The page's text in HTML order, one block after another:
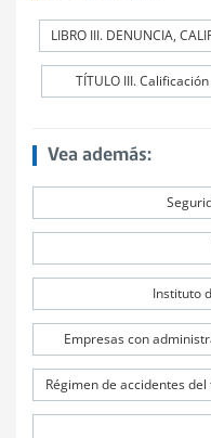
TÍTULO III.
Vea además:
Instituto
Empresas con
Régimen de accidentes